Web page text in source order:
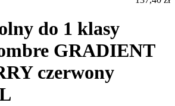
do 1 klasy
GRADIENT
czerwony